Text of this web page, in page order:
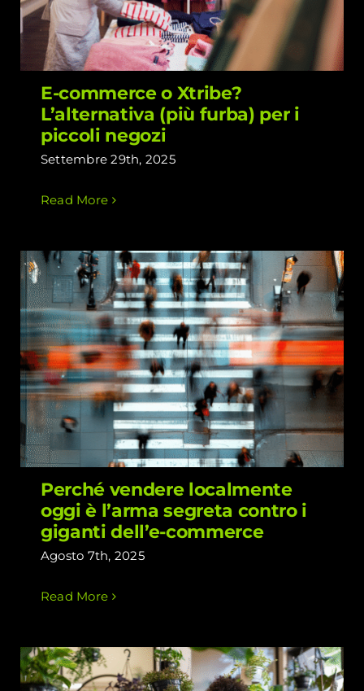
E-commerce o Xtribe?
L’alternativa (più furba) per i
piccoli negozi
Settembre 29th, 2025
Read More
Perché vendere localmente oggi è
l’arma segreta contro i giganti dell’e-
commerce
Perché vendere localmente
oggi è l’arma segreta contro i
giganti dell’e-commerce
Agosto 7th, 2025
Read More